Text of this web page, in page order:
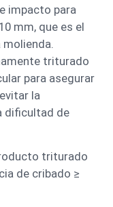
impacto para
mm, que es el
triturado
para asegurar
la
dificultad de
triturado
de cribado ≥